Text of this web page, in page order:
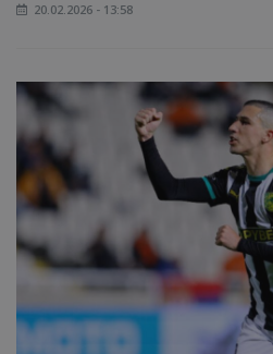
20.02.2026 - 13:58